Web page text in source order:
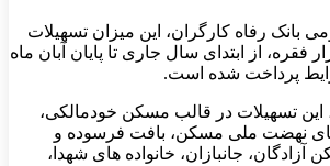
بانک رفاه کارگران، این میزان تسهیلات
بیش از 44 هزار فقره، از ابتدای سال جاری تا پایان آبان ماه
پرداخت شده است.
تسهیلات در قالب مسکن خودمالکی،
نهضت ملی مسکن، بافت فرسوده و
جانبازان، خانواده های شهدا،